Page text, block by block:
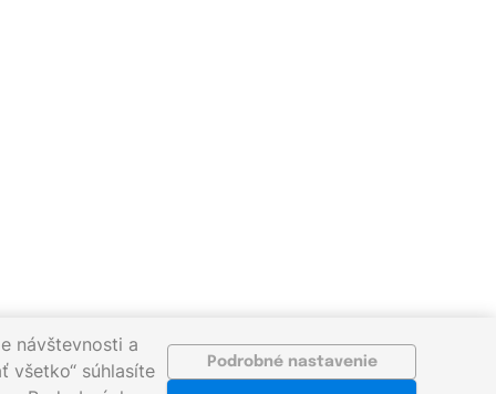
návštevnosti a
všetko“ súhlasíte
Podrobné nastavenie